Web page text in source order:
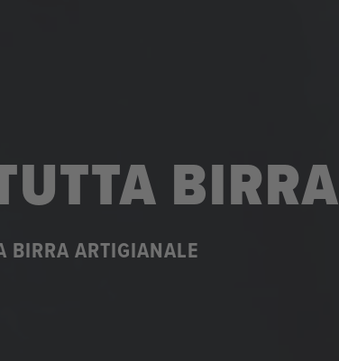
BIRRA
BIRRA ARTIGIANALE